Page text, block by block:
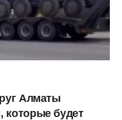
Алматы
которые будет